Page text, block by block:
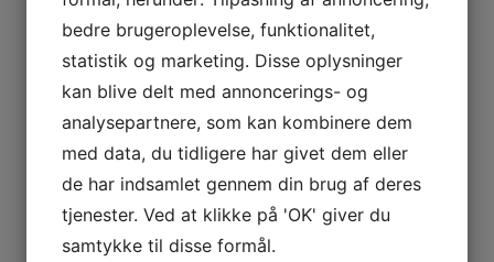
2005
2004
Årets Største & Klubrekorder
2026
2025
2024
2023
2022
2021
2020
2019
2018
bedre brugeroplevelse, funktionalitet,
statistik og marketing. Disse oplysninger
kan blive delt med annoncerings- og
analysepartnere, som kan kombinere dem
med data, du tidligere har givet dem eller
de har indsamlet gennem din brug af deres
tjenester. Ved at klikke på 'OK' giver du
samtykke til disse formål.